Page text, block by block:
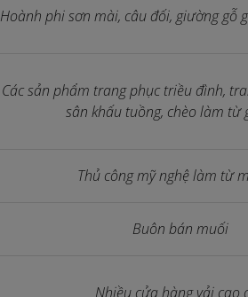
Hoành phi sơn mài, câu đối, giường gỗ
Các sản phẩm trang phục triều đình,
sân khấu tuồng, chèo làm từ
Thủ công mỹ nghệ làm từ
Buôn bán muối
Nhiều cửa hàng vải cao